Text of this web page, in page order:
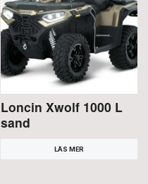
Loncin Xwolf 1000 L
sand
LÄS MER